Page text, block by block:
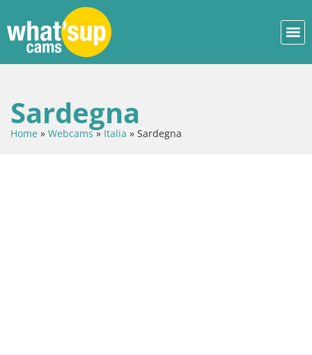
Sardegna
Home » Webcams»Italia » Sardegna